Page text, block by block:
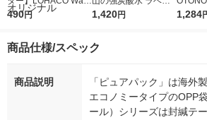
r（ロハコウォータ
シ） オリジナル
490円
レス 500ml 1箱（24
1,420円
ウ） by
1,284
商品仕様/スペック
商品説明
「ピュアパック」は海外
エコノミータイプのOPP
ール）シリーズは封緘テ